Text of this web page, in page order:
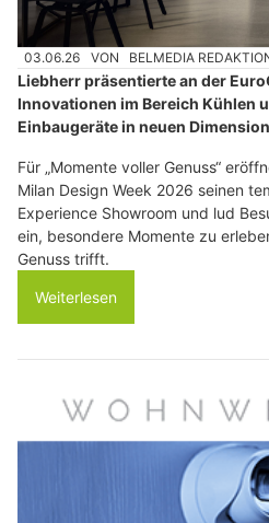
03.06.26 VON BELMEDIA
Liebherr präsentierte an der
Innovationen im Bereich Kühlen
Einbaugeräte in neuen
Für „Momente voller Genuss“
Milan Design Week 2026 seinen
Experience Showroom und lud
ein, besondere Momente zu
Genuss trifft.
Weiterlesen